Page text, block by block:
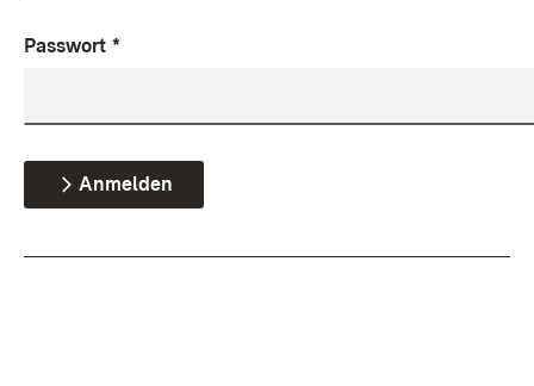
Passwort *
Anmelden